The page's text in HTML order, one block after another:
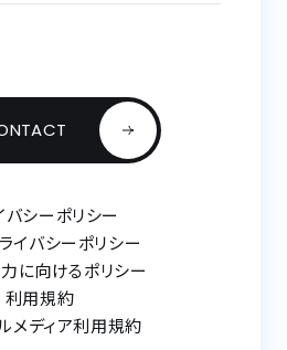
バシーポリシー
イバシーポリシー
に向けるポリシー
利用規約
メディア利用規約